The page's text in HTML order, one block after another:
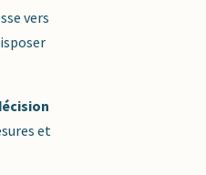
vers
et